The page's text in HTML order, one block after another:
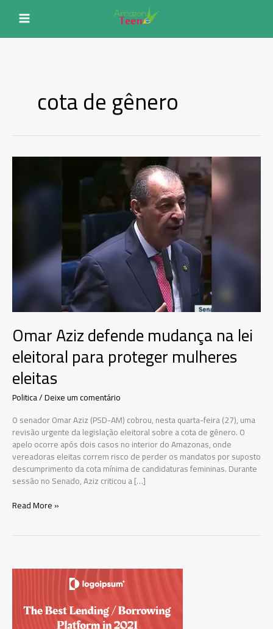
conteúdo
cota de gênero
Omar Aziz defende mudança na lei
eleitoral para proteger mulheres
eleitas
Politica/Deixe um comentário
O senador Omar Aziz (PSD-AM) cobrou, nesta quarta-feira (27), uma
revisão urgente da legislação eleitoral sobre a cota de gênero. O
apelo ocorre após dois casos no interior do Amazonas, onde
vereadoras eleitas correm risco de perder os mandatos por suposto
descumprimento da cota mínima de candidaturas femininas. Durante
sessão no Senado, Aziz criticou a […]
Omar
lei
proteger
mulheres
Read More »